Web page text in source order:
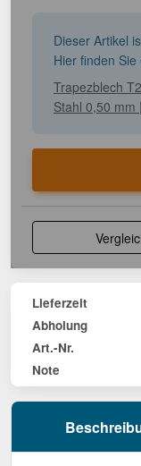
Dieser Artikel
Hier finden
Trapezblech
Stahl 0,50
Lieferzeit
Abholung
Art.-Nr.
Note